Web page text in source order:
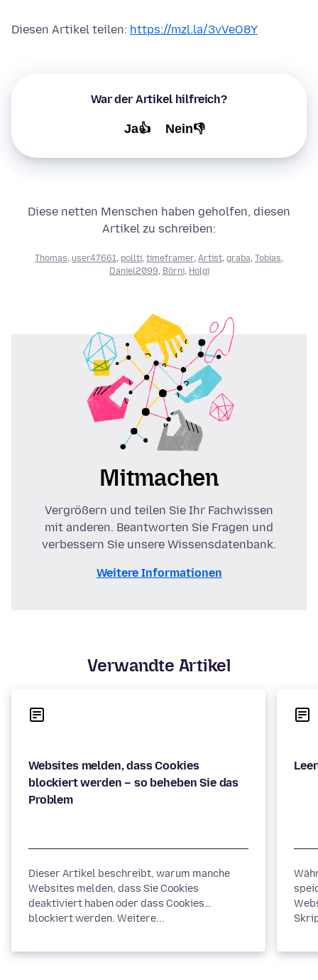
Diesen Artikel teilen: https://mzl.la/3vVeO8Y
War der Artikel hilfreich?
Ja👍 Nein👎
Diese netten Menschen haben geholfen, diesen
Artikel zu schreiben:
Thomas user47661 pollti timeframer, Artist graba Tobias
Daniel2099 Börni, Holgi
Mitmachen
Vergrößern und teilen Sie Ihr Fachwissen
mit anderen. Beantworten Sie Fragen und
verbessern Sie unsere Wissensdatenbank.
Weitere Informationen
Verwandte Artikel
Websites melden, dass Cookies
blockiert werden – so beheben Sie das
Problem
Dieser Artikel beschreibt, warum manche
Websites melden, dass Sie Cookies
deaktiviert haben oder dass Cookies
blockiert werden. Weitere...